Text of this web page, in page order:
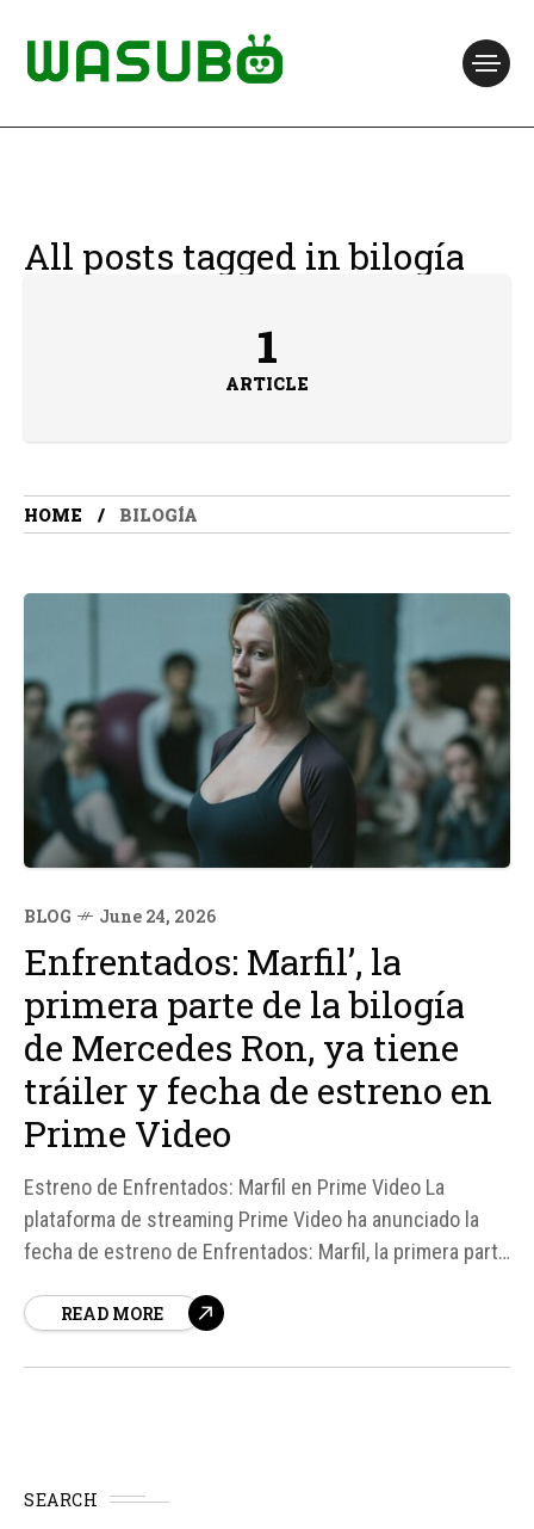
All posts tagged in bilogía
1
ARTICLE
HOME BILOGÍA
BLOG June 24, 2026
Enfrentados: Marfil’, la
primera parte de la bilogía
de Mercedes Ron, ya tiene
tráiler y fecha de estreno en
Prime Video
Estreno de Enfrentados: Marfil en Prime Video La
plataforma de streaming Prime Video ha anunciado la
fecha de estreno de Enfrentados: Marfil, la primera parte
en más de 240 países y territorios. Según fuentes, esta
READ MORE
SEARCH